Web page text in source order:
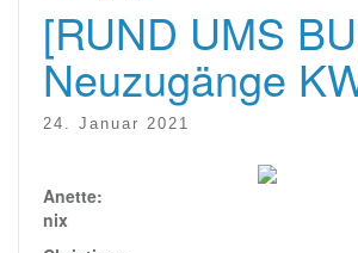
[RUND UMS
Neuzugänge
24. Januar 2021
Anette:
nix